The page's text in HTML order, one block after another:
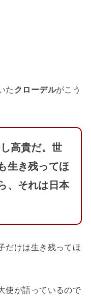
た クローデルがこう
高貴だ。世
生き残ってほ
、それは日本
だけは生き残ってほ
使が語っているので